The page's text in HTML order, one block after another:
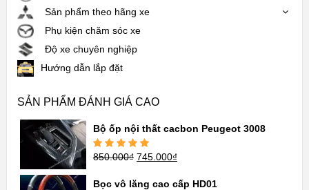
Sản phẩm theo hãng xe
Phụ kiện chăm sóc xe
Độ xe chuyên nghiệp
Hướng dẫn lắp đặt
SẢN PHẨM ĐÁNH GIÁ CAO
Bộ ốp nội thất cacbon Peugeot 3008
Được xếp
850.000₫ 745.000₫
Bọc vô lăng cao cấp HD01